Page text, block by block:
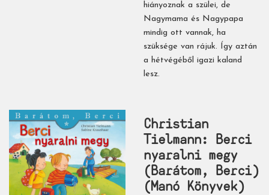
hiányoznak a szülei, de
Nagymama és Nagypapa
mindig ott vannak, ha
szüksége van rájuk. Így aztán
a hétvégéből igazi kaland
lesz.
Christian
Tielmann: Berci ​
nyaralni megy
(Barátom, Berci)
(Manó Könyvek)